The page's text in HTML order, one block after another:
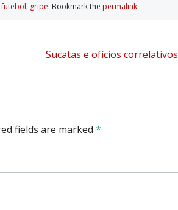
futebol, gripe. Bookmark the permalink.
Sucatas e ofícios correlativos
fields are marked *